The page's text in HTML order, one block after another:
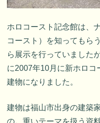
ホロコースト記念館は、
コースト）を知ってもら
ら展示を行っていました
に2007年10月に新ホロ
建物になりました。
建物は福山市出身の建築
の。重いテーマを扱う資